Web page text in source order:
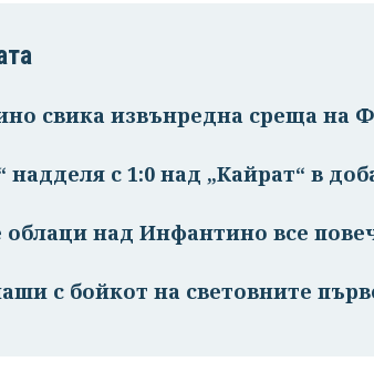
свика извънредна среща на
надделя с 1:0 над „Кайрат“ в
над Инфантино все
с бойкот на световните